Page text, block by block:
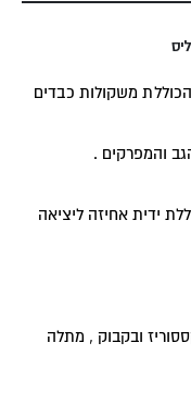
משקולות כבדים
והמפרקים .
ידית אחיזה ליציאה
ובקבוק , מתלה